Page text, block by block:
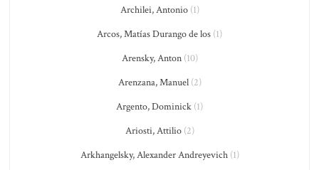
Archilei, Antonio(1)
Arcos, Matías Durango de los (1)
Arensky, Anton(10)
Arenzana, Manuel(2)
Argento, Dominick (1)
Ariosti, Attilio(2)
Arkhangelsky, Alexander Andreyevich(1)